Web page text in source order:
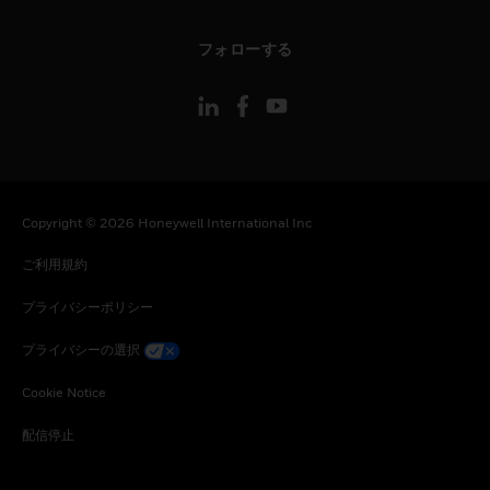
フォローする
Copyright © 2026 Honeywell International Inc
ご利用規約
プライバシーポリシー
プライバシーの選択
Cookie Notice
配信停止